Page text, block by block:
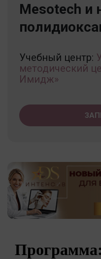
Mesotech и
Учебный центр:
методический
Имидж»
Программа: